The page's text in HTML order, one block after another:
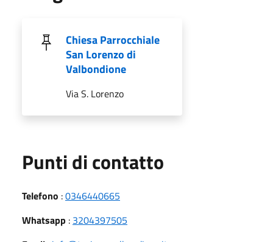
Chiesa Parrocchiale
San Lorenzo di
Valbondione
Via S. Lorenzo
Punti di contatto
Telefono :0346440665
Whatsapp : 3204397505